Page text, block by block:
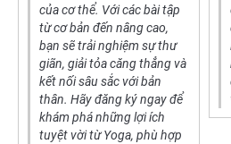
của cơ thể. Với các bài tập
từ cơ bản đến nâng cao,
bạn sẽ trải nghiệm sự thư
giãn, giải tỏa căng thẳng và
kết nối sâu sắc với bản
thân. Hãy đăng ký ngay để
khám phá những lợi ích
tuyệt vời từ Yoga, phù hợp